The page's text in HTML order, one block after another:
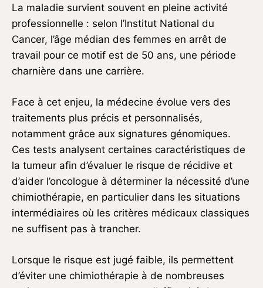
La maladie survient souvent en pleine activité
professionnelle : selon l’Institut National du
Cancer, l’âge médian des femmes en arrêt de
travail pour ce motif est de 50 ans, une période
charnière dans une carrière.
Face à cet enjeu, la médecine évolue vers des
traitements plus précis et personnalisés,
notamment grâce aux signatures génomiques.
Ces tests analysent certaines caractéristiques de
la tumeur afin d’évaluer le risque de récidive et
d’aider l’oncologue à déterminer la nécessité d’une
chimiothérapie, en particulier dans les situations
intermédiaires où les critères médicaux classiques
ne suffisent pas à trancher.
Lorsque le risque est jugé faible, ils permettent
d’éviter une chimiothérapie à de nombreuses